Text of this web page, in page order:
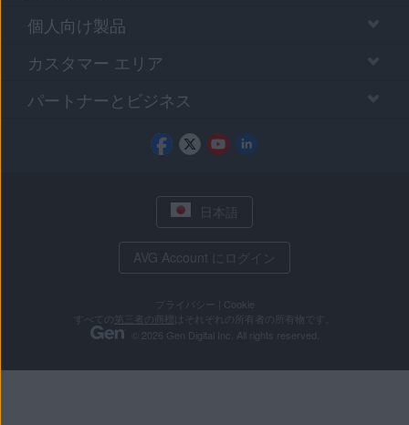
個人向け製品
カスタマー エリア
パートナーとビジネス
日本語
AVG Account にログイン
プライバシー
Cookie
第三者の商標
はそれぞれの所有者の所有物です。
© 2026 Gen Digital Inc. All rights reserved.